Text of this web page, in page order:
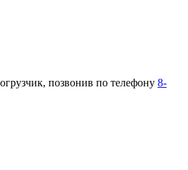
позвонив по телефону 8-